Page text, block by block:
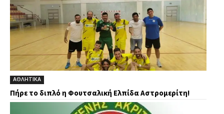
ΑΘΛΗΤΙΚΑ
Πήρε το διπλό η Φουτσαλική Ελπίδα Αστρομερίτη!